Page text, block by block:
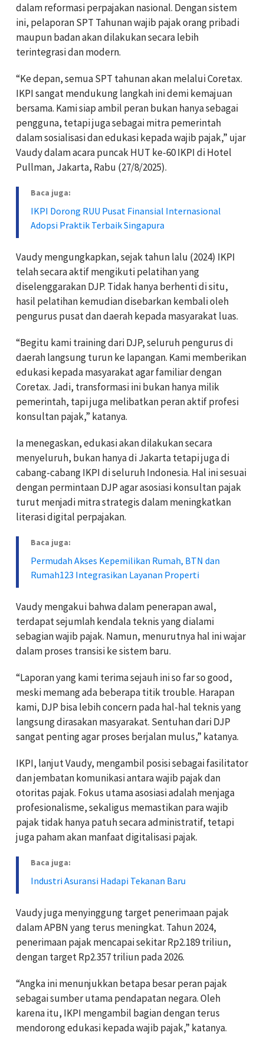
dalam reformasi perpajakan nasional. Dengan sistem
ini, pelaporan SPT Tahunan wajib pajak orang pribadi
maupun badan akan dilakukan secara lebih
terintegrasi dan modern.
“Ke depan, semua SPT tahunan akan melalui Coretax.
IKPI sangat mendukung langkah ini demi kemajuan
bersama. Kami siap ambil peran bukan hanya sebagai
pengguna, tetapi juga sebagai mitra pemerintah
dalam sosialisasi dan edukasi kepada wajib pajak,” ujar
Vaudy dalam acara puncak HUT ke-60 IKPI di Hotel
Pullman, Jakarta, Rabu (27/8/2025).
Baca juga:
IKPI Dorong RUU Pusat Finansial Internasional
Adopsi Praktik Terbaik Singapura
Vaudy mengungkapkan, sejak tahun lalu (2024) IKPI
telah secara aktif mengikuti pelatihan yang
diselenggarakan DJP. Tidak hanya berhenti di situ,
hasil pelatihan kemudian disebarkan kembali oleh
pengurus pusat dan daerah kepada masyarakat luas.
“Begitu kami training dari DJP, seluruh pengurus di
daerah langsung turun ke lapangan. Kami memberikan
edukasi kepada masyarakat agar familiar dengan
Coretax. Jadi, transformasi ini bukan hanya milik
pemerintah, tapi juga melibatkan peran aktif profesi
konsultan pajak,” katanya.
Ia menegaskan, edukasi akan dilakukan secara
menyeluruh, bukan hanya di Jakarta tetapi juga di
cabang-cabang IKPI di seluruh Indonesia. Hal ini sesuai
dengan permintaan DJP agar asosiasi konsultan pajak
turut menjadi mitra strategis dalam meningkatkan
literasi digital perpajakan.
Baca juga:
Permudah Akses Kepemilikan Rumah, BTN dan
Rumah123 Integrasikan Layanan Properti
Vaudy mengakui bahwa dalam penerapan awal,
terdapat sejumlah kendala teknis yang dialami
sebagian wajib pajak. Namun, menurutnya hal ini wajar
dalam proses transisi ke sistem baru.
“Laporan yang kami terima sejauh ini so far so good,
meski memang ada beberapa titik trouble. Harapan
kami, DJP bisa lebih concern pada hal-hal teknis yang
langsung dirasakan masyarakat. Sentuhan dari DJP
sangat penting agar proses berjalan mulus,” katanya.
IKPI, lanjut Vaudy, mengambil posisi sebagai fasilitator
dan jembatan komunikasi antara wajib pajak dan
otoritas pajak. Fokus utama asosiasi adalah menjaga
profesionalisme, sekaligus memastikan para wajib
pajak tidak hanya patuh secara administratif, tetapi
juga paham akan manfaat digitalisasi pajak.
Baca juga:
Industri Asuransi Hadapi Tekanan Baru
Vaudy juga menyinggung target penerimaan pajak
dalam APBN yang terus meningkat. Tahun 2024,
penerimaan pajak mencapai sekitar Rp2.189 triliun,
dengan target Rp2.357 triliun pada 2026.
“Angka ini menunjukkan betapa besar peran pajak
sebagai sumber utama pendapatan negara. Oleh
karena itu, IKPI mengambil bagian dengan terus
mendorong edukasi kepada wajib pajak,” katanya.